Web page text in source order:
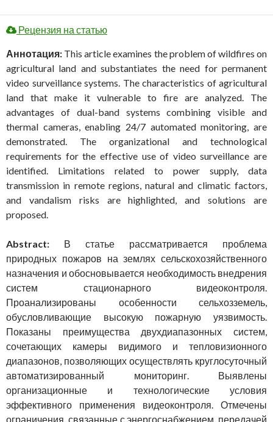
Рецензия на статью
Аннотация: This article examines the problem of wildfires on
agricultural land and substantiates the need for permanent
video surveillance systems. The characteristics of agricultural
land that make it vulnerable to fire are analyzed. The
advantages of dual-band systems combining visible and
thermal cameras, enabling 24/7 automated monitoring, are
demonstrated. The organizational and technological
requirements for the effective use of video surveillance are
identified. Limitations related to power supply, data
transmission in remote regions, natural and climatic factors,
and vandalism risks are highlighted, and solutions are
proposed.
Abstract: В статье рассматривается проблема
природных пожаров на землях сельскохозяйственного
назначения и обосновывается необходимость внедрения
систем стационарного видеоконтроля.
Проанализированы особенности сельхозземель,
обусловливающие высокую пожарную уязвимость.
Показаны преимущества двухдиапазонных систем,
сочетающих камеры видимого и тепловизионного
диапазонов, позволяющих осуществлять круглосуточный
автоматизированный мониторинг. Выявлены
организационные и технологические условия
эффективного применения видеоконтроля. Отмечены
ограничения, связанные с энергоснабжением, передачей